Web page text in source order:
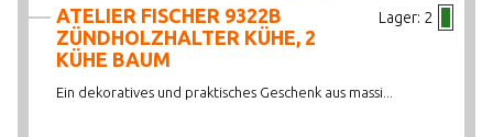
Lager: 2
ATELIER FISCHER 9322B
ZÜNDHOLZHALTER KÜHE, 2
KÜHE BAUM
Ein dekoratives und praktisches Geschenk aus massi...